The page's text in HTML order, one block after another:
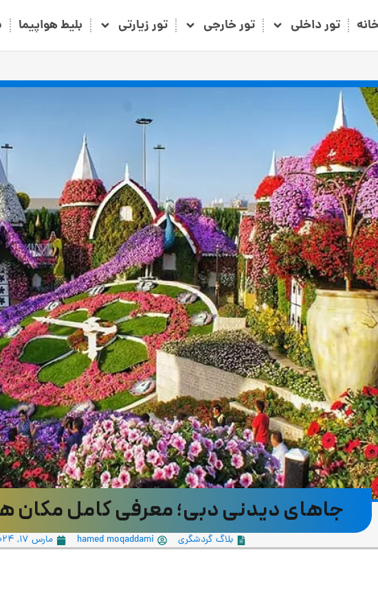
تور داخلی تور خارجی تور زیارتی بلیط هواپیما
جاهای دیدنی دبی؛ معرفی کامل مکان
بلاگ گردشگری hamed moqaddami مارس 17, 2024